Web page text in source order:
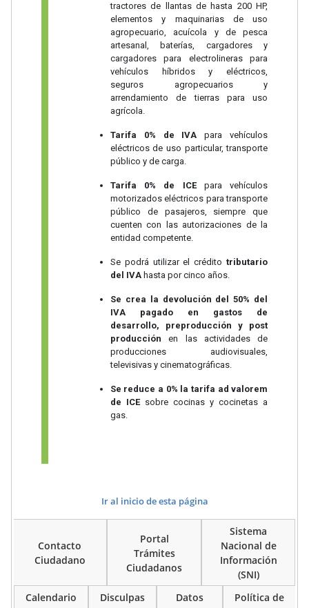
tractores de llantas de hasta 200 HP,
elementos y maquinarias de uso
agropecuario, acuícola y de pesca
artesanal, baterías, cargadores y
cargadores para electrolineras para
vehículos híbridos y eléctricos,
seguros agropecuarios y
arrendamiento de tierras para uso
agrícola.
Tarifa 0% de IVA para vehículos
eléctricos de uso particular, transporte
público y de carga.
Tarifa 0% de ICEpara vehículos
motorizados eléctricos para transporte
público de pasajeros, siempre que
cuenten con las autorizaciones de la
entidad competente.
Se podrá utilizar el créditotributario
del IVAhasta por cinco años.
Se crea la devolución del 50% del
IVA pagado en gastos de
desarrollo, preproducción y post
producción en las actividades de
producciones audiovisuales,
televisivas y cinematográficas.
Se reduce a 0% la tarifa ad valorem
de ICEsobre cocinas y cocinetas a
gas.
Ir al inicio de esta página
Contacto
Ciudadano
Portal
Trámites
Ciudadanos
Sistema
Nacional de
Información
(SNI)
Calendario
Disculpas
Datos
Política de